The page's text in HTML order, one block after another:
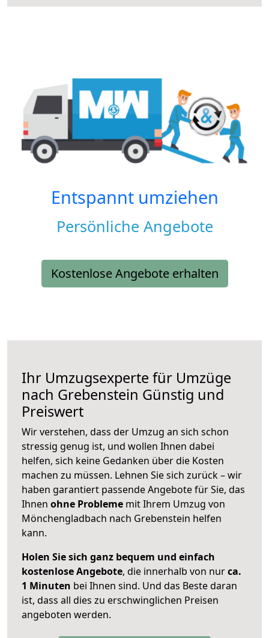
Entspannt umziehen
Persönliche Angebote
Kostenlose Angebote erhalten
Ihr Umzugsexperte für Umzüge
nach Grebenstein Günstig und
Preiswert
Wir verstehen, dass der Umzug an sich schon
stressig genug ist, und wollen Ihnen dabei
helfen, sich keine Gedanken über die Kosten
machen zu müssen. Lehnen Sie sich zurück – wir
haben garantiert passende Angebote für Sie, das
Ihnen ohne Probleme mit Ihrem Umzug von
Mönchengladbach nach Grebenstein helfen
kann.
Holen Sie sich ganz bequem und einfach
kostenlose Angebote, die innerhalb von nurca.
1 Minuten bei Ihnen sind. Und das Beste daran
ist, dass all dies zu erschwinglichen Preisen
angeboten werden.